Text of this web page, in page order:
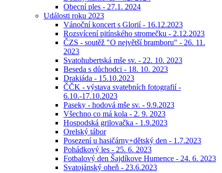
Obecní ples - 27.1. 2024
Události roku 2023
Vánoční koncert s Glorií - 16.12.2023
Rozsvícení pitínského stromečku - 2.12.2023
ČZS - soutěž "O největší bramboru" - 26. 11.
2023
Svatohubertská mše sv. - 22. 10. 2023
Beseda s důchodci - 18. 10. 2023
Drakiáda - 15.10.2023
ČČK - výstava svatebních fotografií -
6.10.-17.10.2023
Paseky - hodová mše sv. - 9.9.2023
Všechno co má kola - 2. 9. 2023
Hospodská grilovačka - 1.9.2023
Orelský tábor
Posezení u hasičárny+dětský den - 1.7.2023
Pohádkový les - 25. 6. 2023
Fotbalový den Šajdíkove Humence - 24. 6. 2023
Svatojánský oheň - 23.6.2023